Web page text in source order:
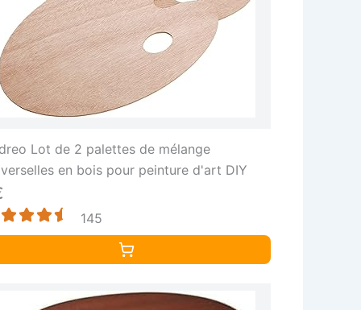
Lot de 2 palettes de mélange
en bois pour peinture d'art DIY
145